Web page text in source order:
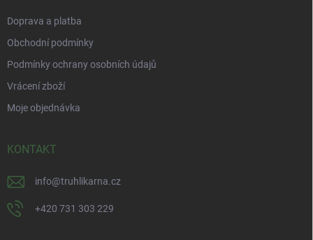
Doprava a platba
Obchodní podmínky
Podmínky ochrany osobních údajů
Vrácení zboží
Moje objednávka
KONTAKT
info@truhlikarna.cz
+420 731 303 229